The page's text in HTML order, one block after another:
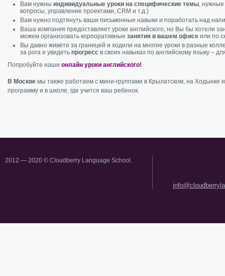
Вам нужны индивидуальные уроки на специфические темы,
вопросы, управление проектами, CRM и т.д.)
Вам нужно подтянуть ваши письменные навыки и поработать над
Ваша компания предоставляет уроки английского, но Вы бы хотели
можем организовать корпоративные занятия в вашем офисе или по
Вы давно живёте за границей и ходили на многие уроки в разные
за рога и увидеть прогресс в своих навыках по английскому языку –
Попробуйте наши онлайн уроки английского!
В Москве мы также работаем с мини-группами в Крылатском, на Ходынке
программу и в школе, где учится ваш ребенок.
2012 — 2020 © Cloudberry Language School.